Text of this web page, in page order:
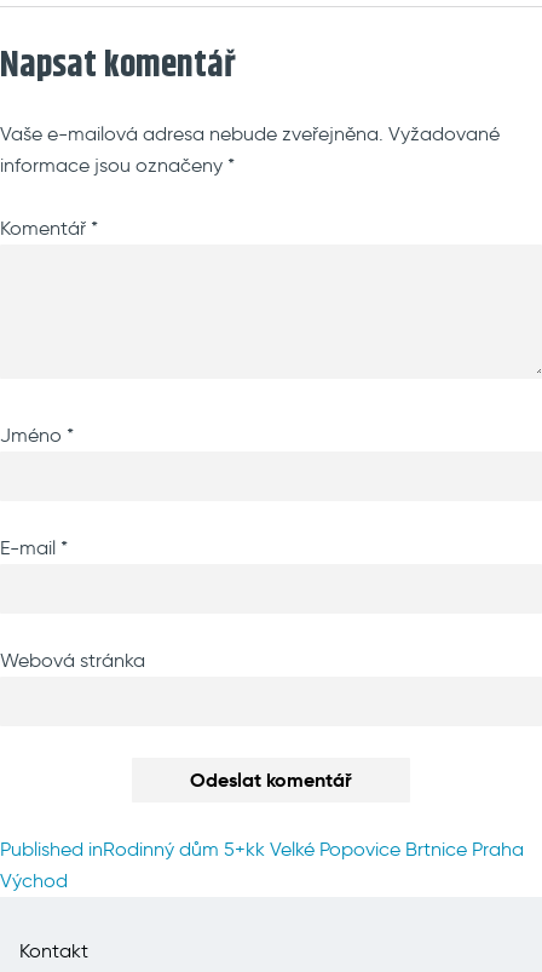
Napsat komentář
Vaše e-mailová adresa nebude zveřejněna. Vyžadované
informace jsou označeny *
Komentář *
Jméno *
E-mail *
Webová stránka
Navigace
pro
příspěvek
Published inRodinný dům 5+kk Velké Popovice Brtnice Praha
Východ
Kontakt